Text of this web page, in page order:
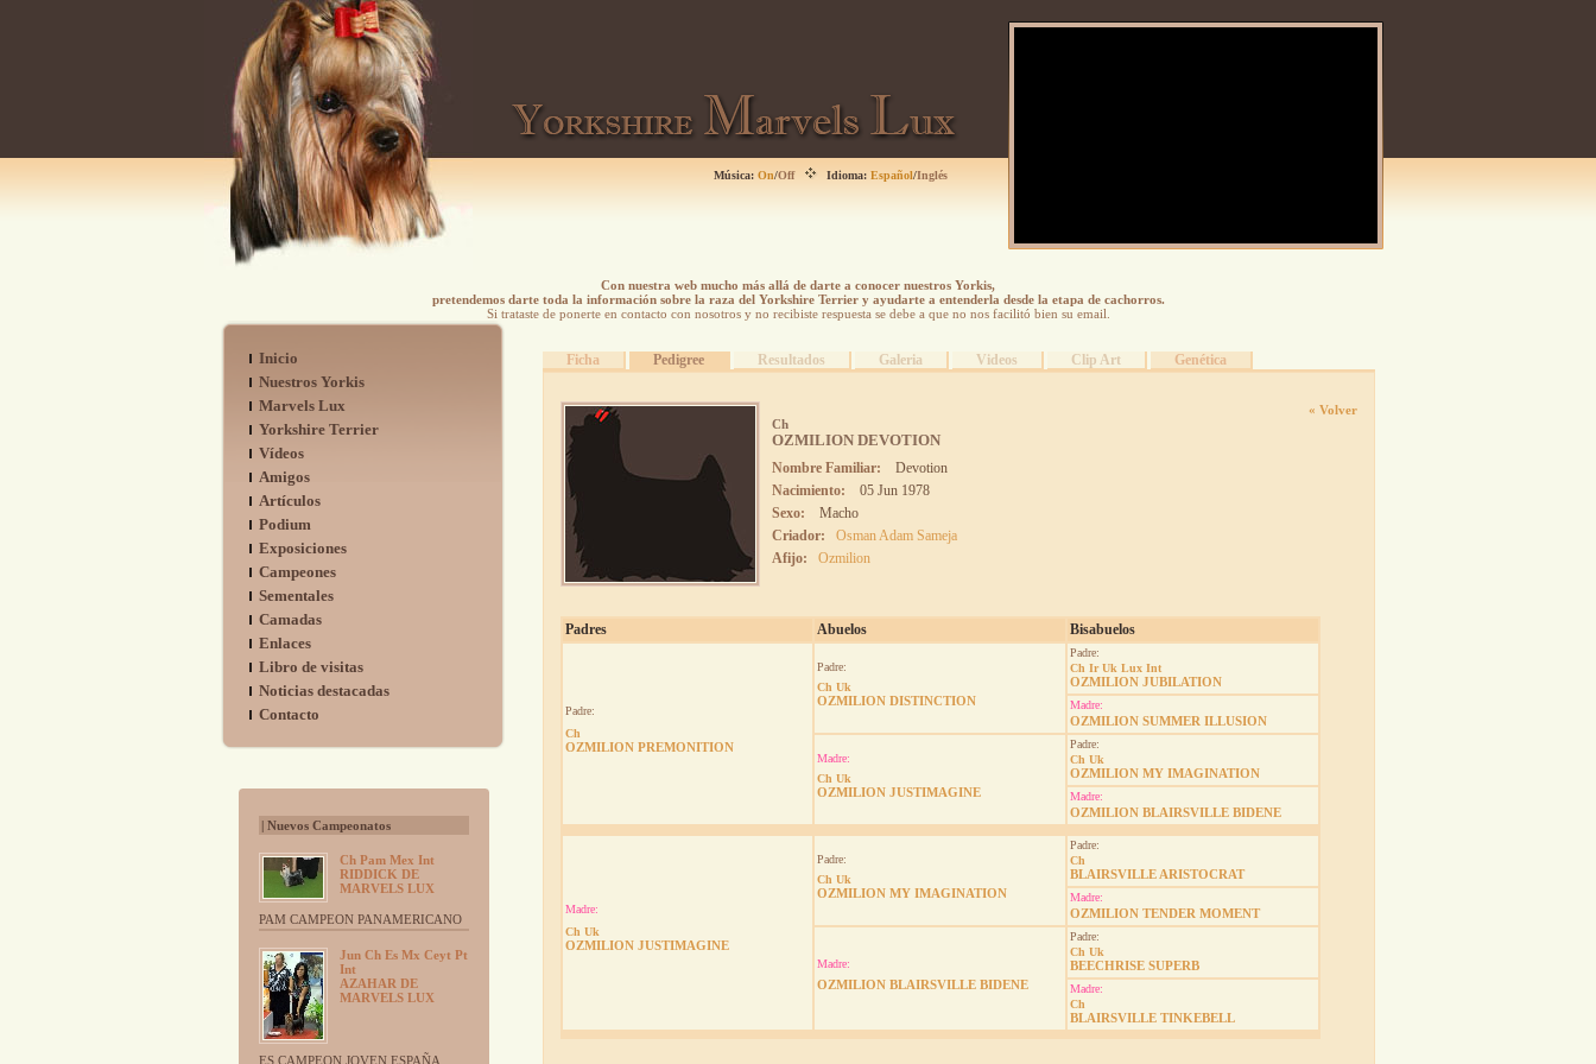
Música: On/Off Idioma: Español/Inglés
Con nuestra web mucho más allá de darte a conocer nuestros Yorkis,
pretendemos darte toda la información sobre la raza del Yorkshire Terrier y ayudarte a entenderla desde la etapa de cachorros.
Si trataste de ponerte en contacto con nosotros y no recibiste respuesta se debe a que no nos facilitó bien su email.
Inicio
Nuestros Yorkis
Marvels Lux
Yorkshire Terrier
Vídeos
Amigos
Artículos
Podium
Exposiciones
Campeones
Sementales
Camadas
Enlaces
Libro de visitas
Noticias destacadas
Contacto
| Nuevos Campeonatos
Ch Pam Mex Int
RIDDICK DE
MARVELS LUX
PAM CAMPEON PANAMERICANO
Jun Ch Es Mx Ceyt Pt
Int
AZAHAR DE
MARVELS LUX
ES CAMPEON JOVEN ESPAÑA
Ficha Pedigree Resultados Galeria Videos Clip Art Genética
« Volver
Ch
OZMILION DEVOTION
Nombre Familiar:
Devotion
Nacimiento:
05 Jun 1978
Sexo:
Macho
Criador:
Osman Adam Sameja
Afijo: Ozmilion
Padres Abuelos Bisabuelos
Padre:
Ch
OZMILION PREMONITION
Padre:
Ch Uk
OZMILION DISTINCTION
Padre:
Ch Ir Uk Lux Int
OZMILION JUBILATION
Madre:
OZMILION SUMMER ILLUSION
Madre:
Ch Uk
OZMILION JUSTIMAGINE
Padre:
Ch Uk
OZMILION MY IMAGINATION
Madre:
OZMILION BLAIRSVILLE BIDENE
Madre:
Ch Uk
OZMILION JUSTIMAGINE
Padre:
Ch Uk
OZMILION MY IMAGINATION
Padre:
Ch
BLAIRSVILLE ARISTOCRAT
Madre:
OZMILION TENDER MOMENT
Madre:
OZMILION BLAIRSVILLE BIDENE
Padre:
Ch Uk
BEECHRISE SUPERB
Madre:
Ch
BLAIRSVILLE TINKEBELL